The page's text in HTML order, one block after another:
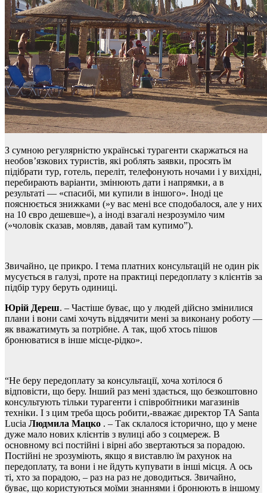
З сумною регулярністю українські турагенти скаржаться на
необов’язкових туристів, які роблять заявки, просять їм
підібрати тур, готель, переліт, телефонують ночами і у вихідні,
перебирають варіанти, змінюють дати і напрямки, а в
результаті — «спасибі, ми купили в іншого». Іноді це
пояснюється знижками (»у вас мені все сподобалося, але у них
на 10 євро дешевше«), а іноді взагалі незрозуміло чим
(»чоловік сказав, мовляв, давай там купимо”).
Звичайно, це прикро. І тема платних консультацій не один рік
мусується в галузі, проте на практиці передоплату з клієнтів за
підбір туру беруть одиниці.
Юрій Дереш. – Частіше буває, що у людей дійсно змінилися
плани і вони самі хочуть віддячити мені за виконану роботу —
як вважатимуть за потрібне. А так, щоб хтось пішов
бронюватися в інше місце-рідко».
“Не беру передоплату за консультації, хоча хотілося б
відповісти, що беру. Інший раз мені здається, що безкоштовно
консультують тільки турагенти і співробітники магазинів
техніки. І з цим треба щось робити,-вважає директор ТА Santa
Lucia Людмила Мацко . – Так склалося історично, що у мене
дуже мало нових клієнтів з вулиці або з соцмереж. В
основному всі постійні і вірні або звертаються за порадою.
Постійні не зрозуміють, якщо я виставлю їм рахунок на
передоплату, та вони і не йдуть купувати в інші місця. А ось
ті, хто за порадою, – раз на раз не доводиться. Звичайно,
буває, що користуються моїми знаннями і бронюють в іншому